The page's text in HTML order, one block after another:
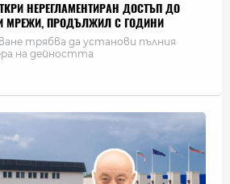
НЕРЕГЛАМЕНТИРАН ДОСТЪП ДО
МРЕЖИ, ПРОДЪЛЖИЛ С ГОДИНИ
трябва да установи пълния
на дейността